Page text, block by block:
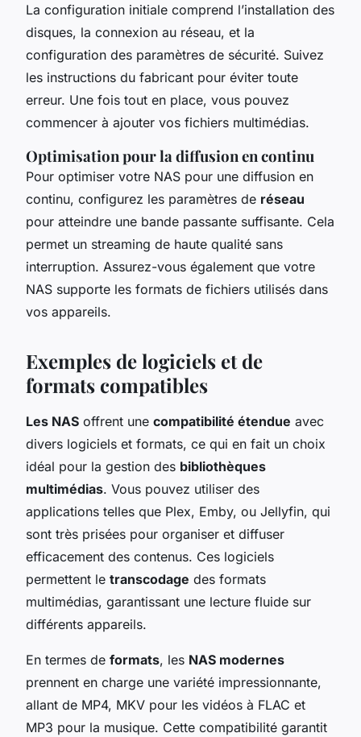
La configuration initiale comprend l’installation des
disques, la connexion au réseau, et la
configuration des paramètres de sécurité. Suivez
les instructions du fabricant pour éviter toute
erreur. Une fois tout en place, vous pouvez
commencer à ajouter vos fichiers multimédias.
Optimisation pour la diffusion en continu
Pour optimiser votre NAS pour une diffusion en
continu, configurez les paramètres de réseau
pour atteindre une bande passante suffisante. Cela
permet un streaming de haute qualité sans
interruption. Assurez-vous également que votre
NAS supporte les formats de fichiers utilisés dans
vos appareils.
Exemples de logiciels et de
formats compatibles
Les NAS offrent une compatibilité étendue avec
divers logiciels et formats, ce qui en fait un choix
idéal pour la gestion des bibliothèques
multimédias. Vous pouvez utiliser des
applications telles que Plex, Emby, ou Jellyfin, qui
sont très prisées pour organiser et diffuser
efficacement des contenus. Ces logiciels
permettent le transcodage des formats
multimédias, garantissant une lecture fluide sur
différents appareils.
En termes de formats, les NAS modernes
prennent en charge une variété impressionnante,
allant de MP4, MKV pour les vidéos à FLAC et
MP3 pour la musique. Cette compatibilité garantit